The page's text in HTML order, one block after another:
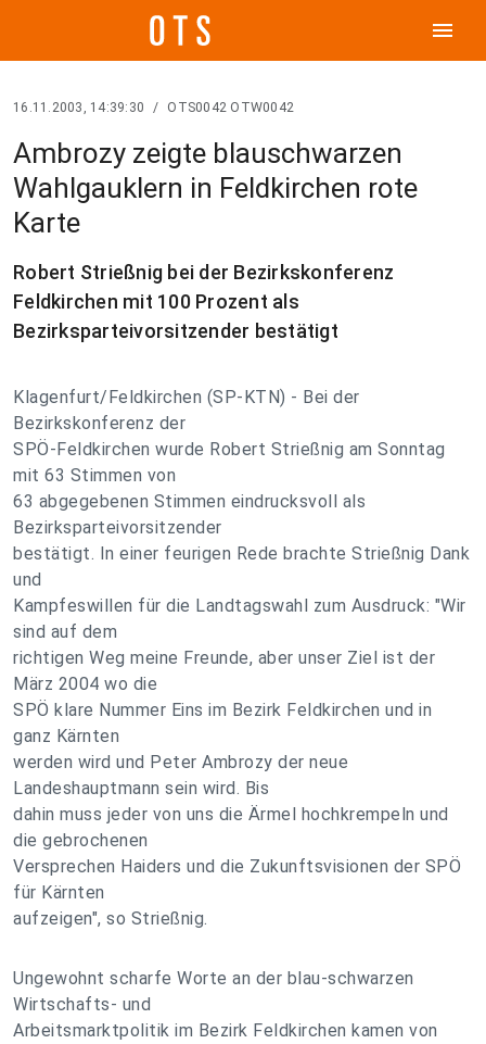
menu
16.11.2003, 14:39:30 / OTS0042 OTW0042
Ambrozy zeigte blauschwarzen
Wahlgauklern in Feldkirchen rote
Karte
Robert Strießnig bei der Bezirkskonferenz
Feldkirchen mit 100 Prozent als
Bezirksparteivorsitzender bestätigt
Klagenfurt/Feldkirchen (SP-KTN) - Bei der
Bezirkskonferenz der
SPÖ-Feldkirchen wurde Robert Strießnig am Sonntag
mit 63 Stimmen von
63 abgegebenen Stimmen eindrucksvoll als
Bezirksparteivorsitzender
bestätigt. In einer feurigen Rede brachte Strießnig Dank
und
Kampfeswillen für die Landtagswahl zum Ausdruck: "Wir
sind auf dem
richtigen Weg meine Freunde, aber unser Ziel ist der
März 2004 wo die
SPÖ klare Nummer Eins im Bezirk Feldkirchen und in
ganz Kärnten
werden wird und Peter Ambrozy der neue
Landeshauptmann sein wird. Bis
dahin muss jeder von uns die Ärmel hochkrempeln und
die gebrochenen
Versprechen Haiders und die Zukunftsvisionen der SPÖ
für Kärnten
aufzeigen", so Strießnig.
Ungewohnt scharfe Worte an der blau-schwarzen
Wirtschafts- und
Arbeitsmarktpolitik im Bezirk Feldkirchen kamen von